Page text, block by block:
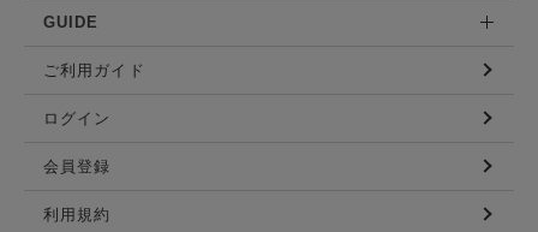
GUIDE
ご利用ガイド
ログイン
会員登録
利用規約